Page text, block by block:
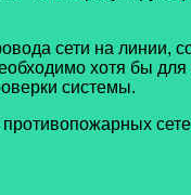
сети на линии,
хотя бы для
системы.